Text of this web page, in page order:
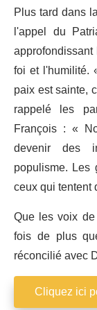
Plus tard dans
l'appel du
foi et l'humilité.
paix est sainte,
rappelé les
François : «
devenir des
populisme.
ceux qui
Que les voix
fois de plus
réconcilié avec
Cliquez ici